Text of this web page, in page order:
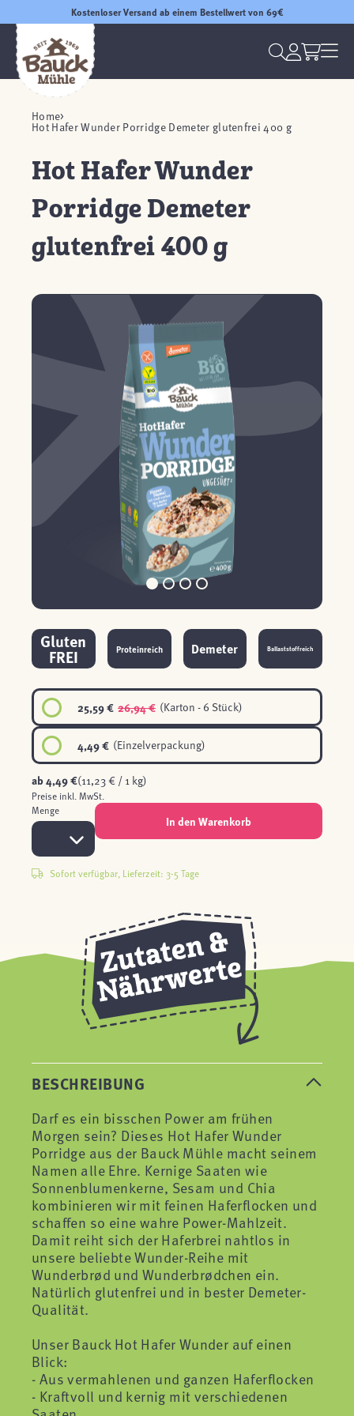
Kostenloser Versand ab einem Bestellwert von 69€
Home
Hot Hafer Wunder Porridge Demeter glutenfrei 400 g
Gluten
FREI Proteinreich Demeter Ballaststoffreich
Hot Hafer Wunder
Porridge Demeter
glutenfrei 400 g
25,59 € 26,94 € (Karton - 6 Stück)
4,49 € (Einzelverpackung)
ab4,49 €(11,23 € / 1 kg)
Preise inkl. MwSt.
Menge
In den Warenkorb
Sofort verfügbar, Lieferzeit: 3-5 Tage
BESCHREIBUNG
Darf es ein bisschen Power am frühen
Morgen sein? Dieses Hot Hafer Wunder
Porridge aus der Bauck Mühle macht seinem
Namen alle Ehre. Kernige Saaten wie
Sonnenblumenkerne, Sesam und Chia
kombinieren wir mit feinen Haferflocken und
schaffen so eine wahre Power-Mahlzeit.
Damit reiht sich der Haferbrei nahtlos in
unsere beliebte Wunder-Reihe mit
Wunderbrød und Wunderbrødchen ein.
Natürlich glutenfrei und in bester Demeter-
Qualität.
Unser Bauck Hot Hafer Wunder auf einen
Blick:
- Aus vermahlenen und ganzen Haferflocken
- Kraftvoll und kernig mit verschiedenen